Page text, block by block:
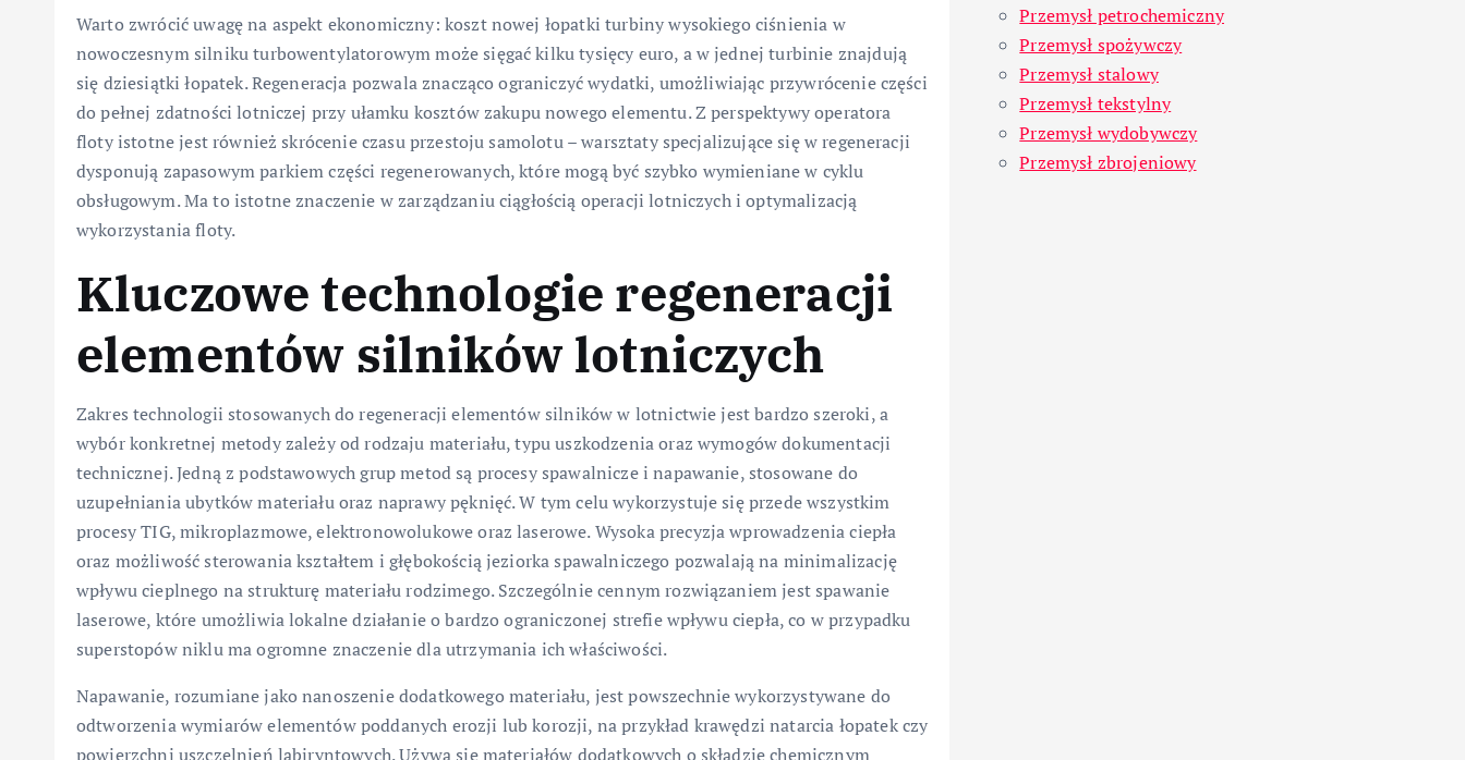
Warto zwrócić uwagę na aspekt ekonomiczny: koszt nowej łopatki turbiny wysokiego ciśnienia w
nowoczesnym silniku turbowentylatorowym może sięgać kilku tysięcy euro, a w jednej turbinie znajdują
się dziesiątki łopatek. Regeneracja pozwala znacząco ograniczyć wydatki, umożliwiając przywrócenie części
do pełnej zdatności lotniczej przy ułamku kosztów zakupu nowego elementu. Z perspektywy operatora
floty istotne jest również skrócenie czasu przestoju samolotu – warsztaty specjalizujące się w regeneracji
dysponują zapasowym parkiem części regenerowanych, które mogą być szybko wymieniane w cyklu
obsługowym. Ma to istotne znaczenie w zarządzaniu ciągłością operacji lotniczych i optymalizacją
wykorzystania floty.
Kluczowe technologie regeneracji
elementów silników lotniczych
Zakres technologii stosowanych do regeneracji elementów silników w lotnictwie jest bardzo szeroki, a
wybór konkretnej metody zależy od rodzaju materiału, typu uszkodzenia oraz wymogów dokumentacji
technicznej. Jedną z podstawowych grup metod są procesy spawalnicze i napawanie, stosowane do
uzupełniania ubytków materiału oraz naprawy pęknięć. W tym celu wykorzystuje się przede wszystkim
procesy TIG, mikroplazmowe, elektronowolukowe oraz laserowe. Wysoka precyzja wprowadzenia ciepła
oraz możliwość sterowania kształtem i głębokością jeziorka spawalniczego pozwalają na minimalizację
wpływu cieplnego na strukturę materiału rodzimego. Szczególnie cennym rozwiązaniem jest spawanie
laserowe, które umożliwia lokalne działanie o bardzo ograniczonej strefie wpływu ciepła, co w przypadku
superstopów niklu ma ogromne znaczenie dla utrzymania ich właściwości.
Napawanie, rozumiane jako nanoszenie dodatkowego materiału, jest powszechnie wykorzystywane do
odtworzenia wymiarów elementów poddanych erozji lub korozji, na przykład krawędzi natarcia łopatek czy
powierzchni uszczelnień labiryntowych. Używa się materiałów dodatkowych o składzie chemicznym
Przemysł petrochemiczny
Przemysł spożywczy
Przemysł stalowy
Przemysł tekstylny
Przemysł wydobywczy
Przemysł zbrojeniowy